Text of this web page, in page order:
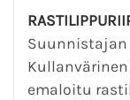
Suunnistajan
emaloitu